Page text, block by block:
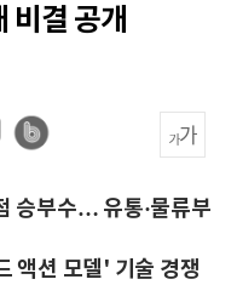
비결 공개
승부수… 유통·물류부
액션 모델' 기술 경쟁